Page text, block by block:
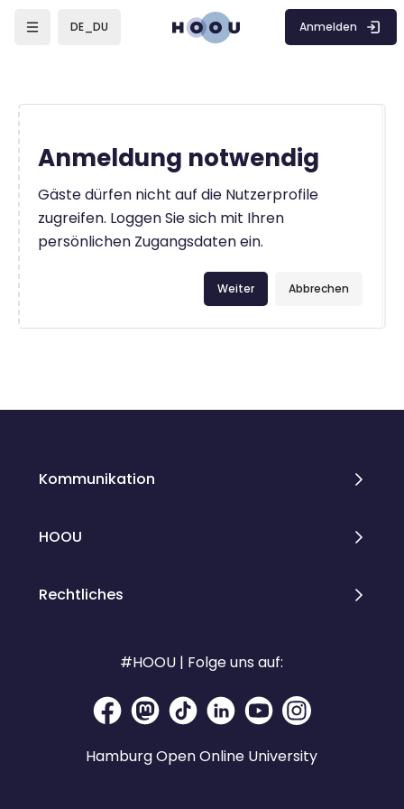
DE_DU Anmelden
Anmeldung notwendig
Gäste dürfen nicht auf die Nutzerprofile
zugreifen. Loggen Sie sich mit Ihren
persönlichen Zugangsdaten ein.
Abbrechen
Weiter
Kommunikation
HOOU
Rechtliches
#HOOU | Folge uns auf:
Hamburg Open Online University